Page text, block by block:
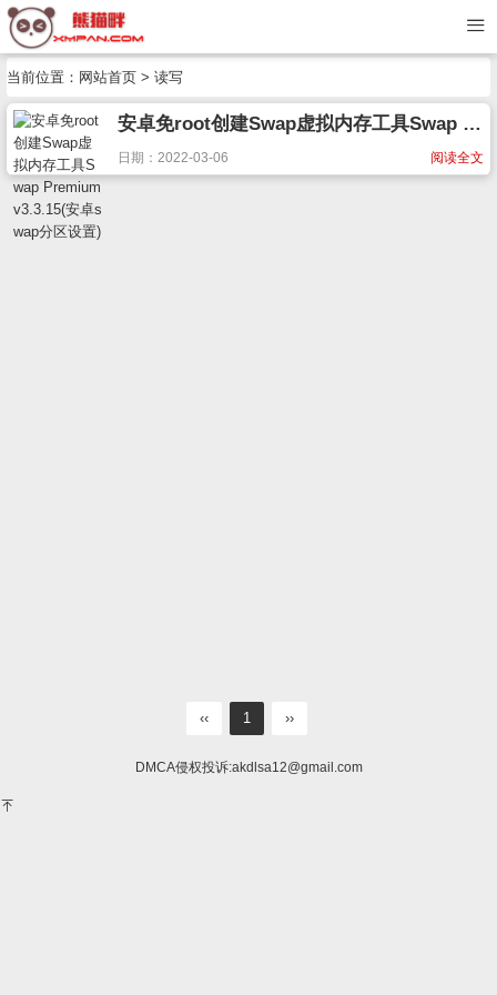
当前位置： 网站首页 > 读写
安卓免root创建Swap虚拟内存工具Swap Premium v3.3.15(安卓swap分区设置)
阅读全文
日期：2022-03-06
‹‹ 1 ››
DMCA侵权投诉:akdlsa12@gmail.com